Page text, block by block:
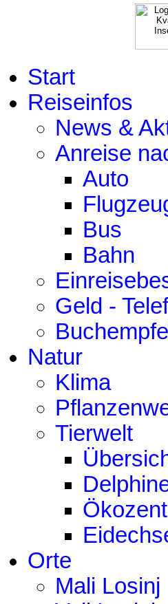
Start
Reiseinfos
News &
Anreise
Auto
Bus
Bahn
Geld -
Natur
Klima
Tierwelt
Orte
Mali Losinj